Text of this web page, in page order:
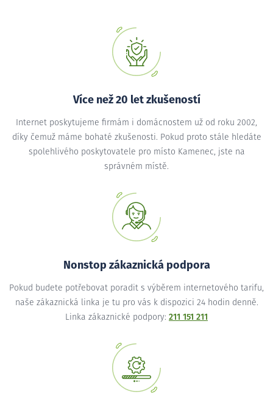
Více než 20 let zkušeností
Internet poskytujeme firmám i domácnostem už od roku 2002,
díky čemuž máme bohaté zkušenosti. Pokud proto stále hledáte
spolehlivého poskytovatele pro místo Kamenec, jste na
správném místě.
Nonstop zákaznická podpora
Pokud budete potřebovat poradit s výběrem internetového tarifu,
naše zákaznická linka je tu pro vás k dispozici 24 hodin denně.
Linka zákaznické podpory: 211 151 211